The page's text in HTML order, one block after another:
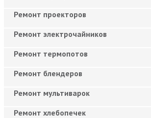
Ремонт проекторов
Ремонт электрочайников
Ремонт термопотов
Ремонт блендеров
Ремонт мультиварок
Ремонт хлебопечек